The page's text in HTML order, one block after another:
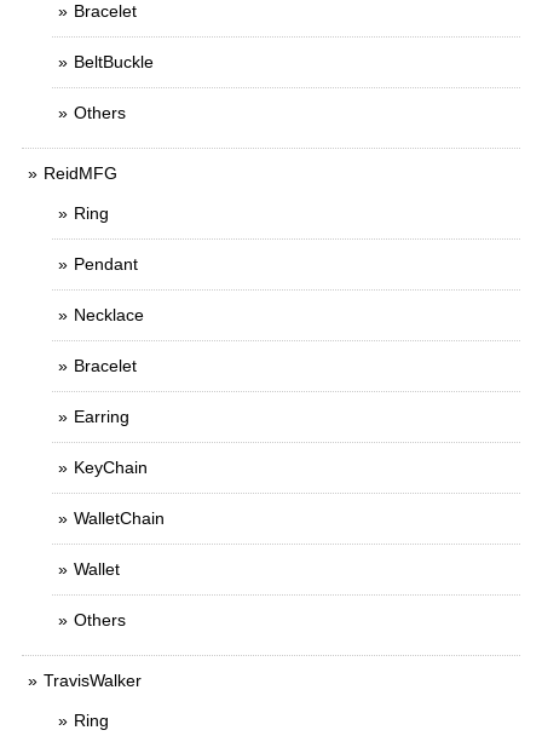
Bracelet
BeltBuckle
Others
ReidMFG
Ring
Pendant
Necklace
Bracelet
Earring
KeyChain
WalletChain
Wallet
Others
TravisWalker
Ring